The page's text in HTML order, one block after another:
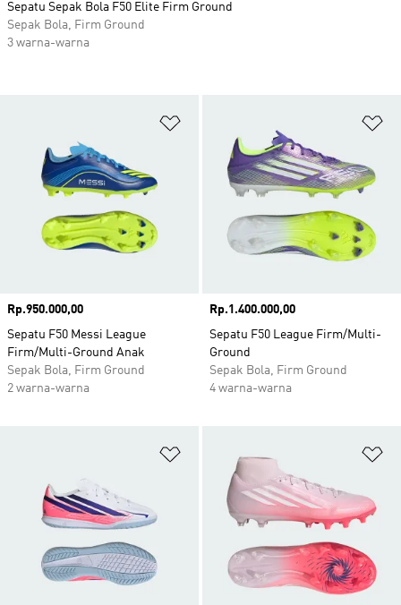
Harga
Rp.950.000,00
Sepatu F50 Messi League
Firm/Multi-Ground Anak
Sepak Bola, Firm Ground
2 warna-warna
Harga
Rp.1.400.000,00
Sepatu F50 League Firm/Multi-
Ground
Sepak Bola, Firm Ground
4 warna-warna
Sepatu Sepak Bola F50 Elite Firm Ground
Sepak Bola, Firm Ground
3 warna-warna